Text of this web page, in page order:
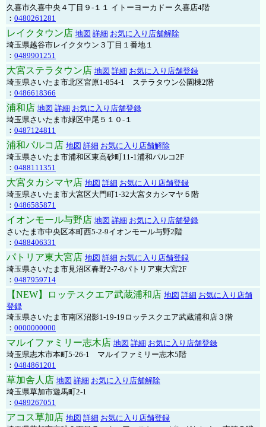
久喜市久喜中央４丁目９-１１ イトーヨーカドー 久喜店4階
： 0480261281
レイクタウン店 地図 詳細 お気に入り店舗解除
埼玉県越谷市レイクタウン３丁目１番地１
： 0489901251
大宮ステラタウン店 地図 詳細 お気に入り店舗登録
埼玉県さいたま市北区宮原1-854-1 ステラタウン公園棟2階
： 0486618366
浦和店 地図 詳細 お気に入り店舗登録
埼玉県さいたま市緑区中尾５１０-１
： 0487124811
浦和パルコ店 地図 詳細 お気に入り店舗解除
埼玉県さいたま市浦和区東高砂町11-1浦和パルコ2F
： 0488111351
大宮タカシマヤ店 地図 詳細 お気に入り店舗登録
埼玉県さいたま市大宮区大門町1-32大宮タカシマヤ５階
： 0486585871
イオンモール与野店 地図 詳細 お気に入り店舗登録
さいたま市中央区本町西5-2-9イオンモール与野2階
： 0488406331
パトリア東大宮店 地図 詳細 お気に入り店舗登録
埼玉県さいたま市見沼区春野2-7-8パトリア東大宮2F
： 0487959714
【NEW】ロッテスクエア武蔵浦和店 地図 詳細 お気に入り店舗
登録
埼玉県さいたま市南区沼影1-19-19ロッテスクエア武蔵浦和店３階
： 0000000000
マルイファミリー志木店 地図 詳細 お気に入り店舗登録
埼玉県志木市本町5-26-1 マルイファミリー志木5階
： 0484861201
草加舎人店 地図 詳細 お気に入り店舗解除
埼玉県草加市遊馬町2-1
： 0489267051
アコス草加店 地図 詳細 お気に入り店舗登録